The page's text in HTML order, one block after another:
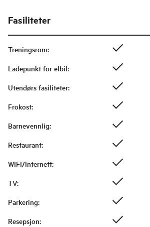
Fasiliteter
Treningsrom:
Ladepunkt for elbil:
Utendørs fasiliteter:
Frokost:
Barnevennlig:
Restaurant:
WIFI/Internett:
TV:
Parkering:
Resepsjon: